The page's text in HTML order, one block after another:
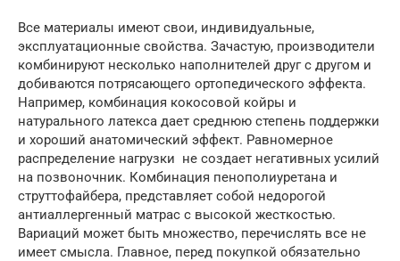
Все материалы имеют свои, индивидуальные,
эксплуатационные свойства. Зачастую, производители
комбинируют несколько наполнителей друг с другом и
добиваются потрясающего ортопедического эффекта.
Например, комбинация кокосовой койры и
натурального латекса дает среднюю степень поддержки
и хороший анатомический эффект. Равномерное
распределение нагрузки не создает негативных усилий
на позвоночник. Комбинация пенополиуретана и
струттофайбера, представляет собой недорогой
антиаллергенный матрас с высокой жесткостью.
Вариаций может быть множество, перечислять все не
имеет смысла. Главное, перед покупкой обязательно